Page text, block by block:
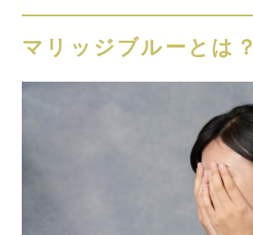
マリッジブルーとは？